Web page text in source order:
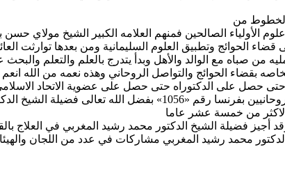
الخطوط من
الأولياء الصالحين فمنهم العلامه الكبير الشيخ مولاي
الحوائج وتطبيق العلوم السليمانية ومن بعدها توارثت
من صباه مع الوالد والأهل وبدأ يتدرج بالعلم والتعلم
بقضاء الحوائج والتواصل الروحاني وهذه نعمه من الله انعم
حصل على الدكتوراه حتى حصل على عضوية الاتحاد
الشيخ الدكتور محمد رشيد المغربي
لاكثر من خمسة عشر عاما
أجيز فضيلة الشيخ الدكتور محمد رشيد المغربي في العلاج
الدكتور محمد رشيد المغربي مشاركات في عدد من اللجان